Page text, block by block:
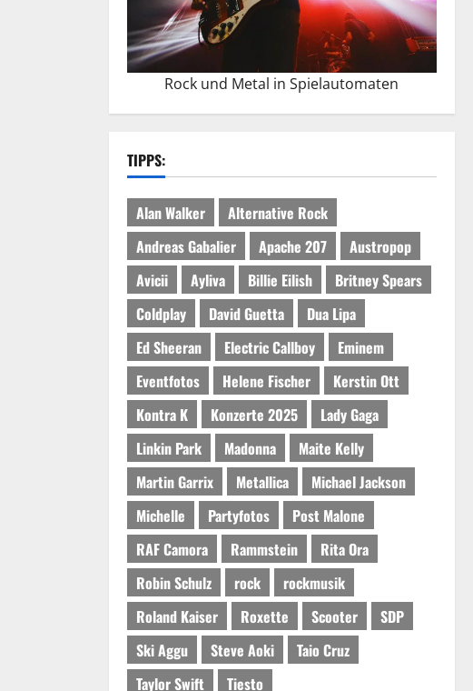
Rock und Metal in Spielautomaten
TIPPS:
Alan Walker
Alternative Rock
Andreas Gabalier
Apache 207
Austropop
Avicii
Ayliva Billie Eilish
Britney Spears
Coldplay
David Guetta
Dua Lipa
Ed Sheeran
Electric Callboy
Eminem
Eventfotos
Helene Fischer
Kerstin Ott
Kontra K
Konzerte 2025
Lady Gaga
Linkin Park
Madonna
Maite Kelly
Martin Garrix
Metallica
Michael Jackson
Michelle
Partyfotos
Post Malone
RAF Camora
Rammstein
Rita Ora
Robin Schulz
rock
rockmusik
Roland Kaiser
Roxette Scooter
SDP
Ski Aggu
Steve Aoki
Taio Cruz
Taylor Swift
Tiesto